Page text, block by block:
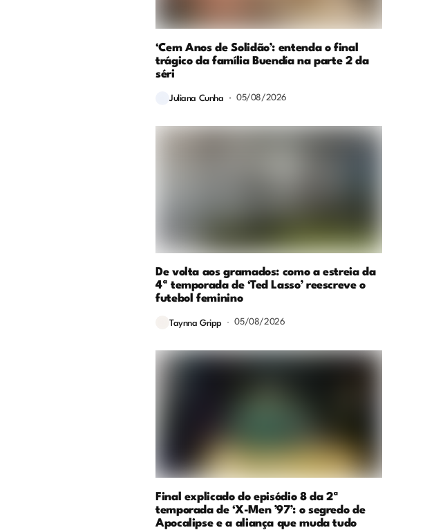
‘Cem Anos de Solidão’: entenda o final
trágico da família Buendía na parte 2 da
séri
Juliana Cunha 05/08/2026
De volta aos gramados: como a estreia da
4ª temporada de ‘Ted Lasso’ reescreve o
futebol feminino
Taynna Gripp 05/08/2026
Final explicado do episódio 8 da 2ª
temporada de ‘X-Men ’97’: o segredo de
Apocalipse e a aliança que muda tudo